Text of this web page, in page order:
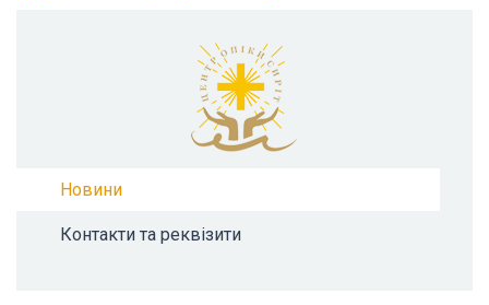
Новини
Контакти та реквізити